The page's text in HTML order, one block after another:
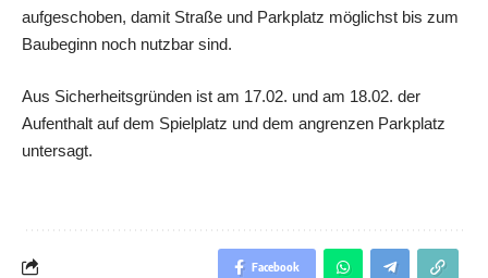
aufgeschoben, damit Straße und Parkplatz möglichst bis zum
Baubeginn noch nutzbar sind.
Aus Sicherheitsgründen ist am 17.02. und am 18.02. der
Aufenthalt auf dem Spielplatz und dem angrenzen Parkplatz
untersagt.
Facebook